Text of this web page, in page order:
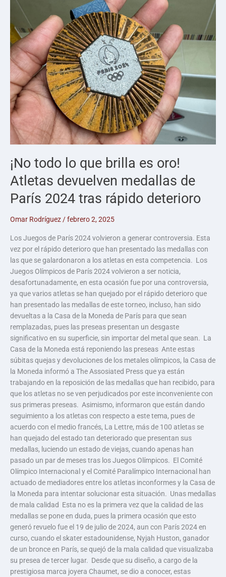
¡No todo lo que brilla es oro!
Atletas devuelven medallas de
París 2024 tras rápido deterioro
Omar Rodríguez /febrero 2, 2025
Los Juegos de París 2024 volvieron a generar controversia. Esta
vez por el rápido deterioro que han presentado las medallas con
las que se galardonaron a los atletas en esta competencia. Los
Juegos Olímpicos de París 2024 volvieron a ser noticia,
desafortunadamente, en esta ocasión fue por una controversia,
ya que varios atletas se han quejado por el rápido deterioro que
han presentado las medallas de este torneo, incluso, han sido
devueltas a la Casa de la Moneda de París para que sean
remplazadas, pues las preseas presentan un desgaste
significativo en su superficie, sin importar del metal que sean. La
Casa de la Moneda está reponiendo las preseas Ante estas
súbitas quejas y devoluciones de los metales olímpicos, la Casa de
la Moneda informó a The Assosiated Press que ya están
trabajando en la reposición de las medallas que han recibido, para
que los atletas no se ven perjudicados por este inconveniente con
sus primeras preseas. Asimismo, informaron que están dando
seguimiento a los atletas con respecto a este tema, pues de
acuerdo con el medio francés, La Lettre, más de 100 atletas se
han quejado del estado tan deteriorado que presentan sus
medallas, luciendo un estado de viejas, cuando apenas han
pasado un par de meses tras los Juegos Olímpicos. El Comité
Olímpico Internacional y el Comité Paralímpico Internacional han
actuado de mediadores entre los atletas inconformes y la Casa de
la Moneda para intentar solucionar esta situación. Unas medallas
de mala calidad Esta no es la primera vez que la calidad de las
medallas se pone en duda, pues la primera ocasión que esto
generó revuelo fue el 19 de julio de 2024, aun con París 2024 en
curso, cuando el skater estadounidense, Nyjah Huston, ganador
de un bronce en París, se quejó de la mala calidad que visualizaba
su presea de tercer lugar. Desde que su diseño, a cargo de la
prestigiosa marca joyera Chaumet, se dio a conocer, estas